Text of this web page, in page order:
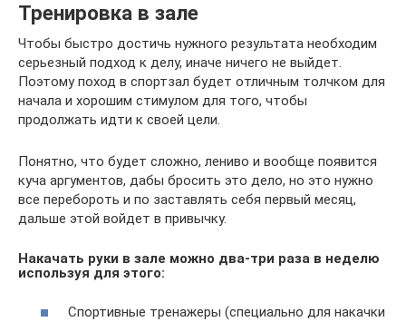
Тренировка в зале
Чтобы быстро достичь нужного результата необходим
серьезный подход к делу, иначе ничего не выйдет.
Поэтому поход в спортзал будет отличным толчком для
начала и хорошим стимулом для того, чтобы
продолжать идти к своей цели.
Понятно, что будет сложно, лениво и вообще появится
куча аргументов, дабы бросить это дело, но это нужно
все перебороть и по заставлять себя первый месяц,
дальше этой войдет в привычку.
Накачать руки в зале можно два-три раза в неделю
используя для этого:
Спортивные тренажеры (специально для накачки